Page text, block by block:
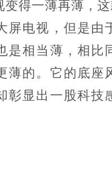
变得一薄再薄，
屏电视，但是由
是相当薄，相比
薄的。它的底座
彰显出一股科技